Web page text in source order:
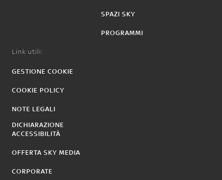
SPAZI SKY
PROGRAMMI
Link utili:
GESTIONE COOKIE
COOKIE POLICY
NOTE LEGALI
DICHIARAZIONE
ACCESSIBILITÀ
OFFERTA SKY MEDIA
CORPORATE